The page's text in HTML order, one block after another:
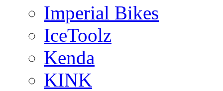
Imperial Bikes
IceToolz
Kenda
KINK